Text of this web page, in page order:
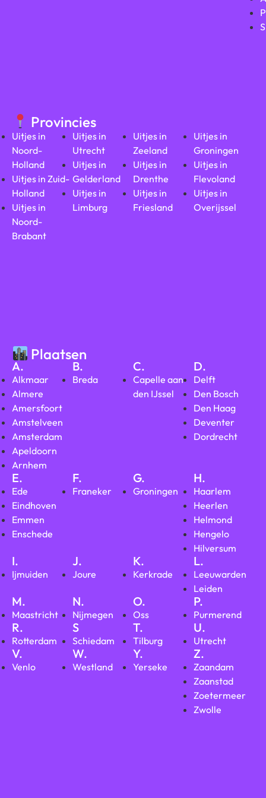
Provincies
Uitjes in
Noord-
Holland
Uitjes in Zuid-
Holland
Uitjes in
Noord-
Brabant
Uitjes in
Utrecht
Uitjes in
Gelderland
Uitjes in
Limburg
Uitjes in
Zeeland
Uitjes in
Drenthe
Uitjes in
Friesland
Uitjes in
Groningen
Uitjes in
Flevoland
Uitjes in
Overijssel
Plaatsen
A.
Alkmaar
Almere
Amersfoort
Amstelveen
Amsterdam
Apeldoorn
Arnhem
B.
Breda
C.
Capelle aan
den IJssel
D.
Delft
Den Bosch
Den Haag
Deventer
Dordrecht
E.
Ede
Eindhoven
Emmen
Enschede
F.
Franeker
G.
Groningen
H.
Haarlem
Heerlen
Helmond
Hengelo
Hilversum
I.
Ijmuiden
J.
Joure
K.
Kerkrade
L.
Leeuwarden
Leiden
M.
Maastricht
N.
Nijmegen
O.
Oss
P.
Purmerend
R.
Rotterdam
S
Schiedam
T.
Tilburg
U.
Utrecht
V.
Venlo
W.
Westland
Y.
Yerseke
Z.
Zaandam
Zaanstad
Zoetermeer
Zwolle